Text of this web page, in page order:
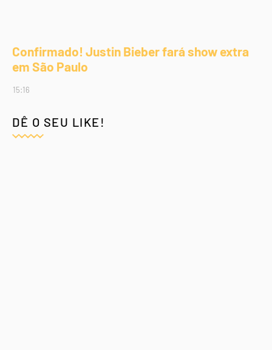
Confirmado! Justin Bieber fará show extra
em São Paulo
15:16
DÊ O SEU LIKE!